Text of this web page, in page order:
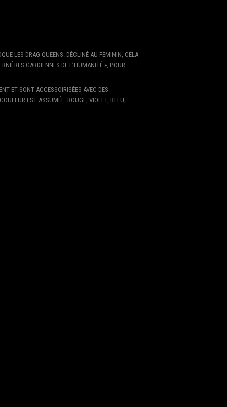
LES DRAG QUEENS. DÉCLINÉ AU FÉMININ, CELA
GARDIENNES DE L’HUMANITÉ », POUR
ET SONT ACCESSOIRISÉES AVEC DES
EST ASSUMÉE: ROUGE, VIOLET, BLEU,